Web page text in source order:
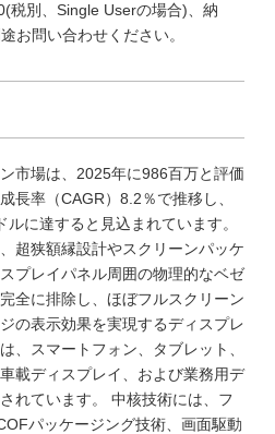
税別、Single Userの場合)、納
お問い合わせください。
市場は、2025年に986百万と評価
長率（CAGR）8.2％で推移し、
に達すると見込まれています。
超狭額縁設計やスクリーンパッケ
プレイパネル周囲の物理的なベゼ
全に排除し、ほぼフルスクリーン
の表示効果を実現するディスプレ
、スマートフォン、タブレット、
載ディスプレイ、および業務用デ
れています。 中核技術には、フ
パッケージング技術、画面駆動